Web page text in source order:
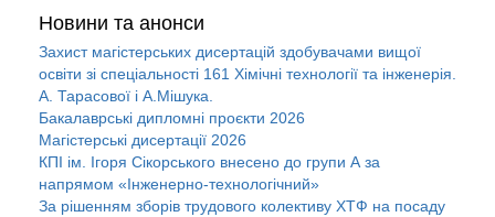
Новини та анонси
Захист магістерських дисертацій здобувачами вищої
освіти зі спеціальності 161 Хімічні технології та інженерія.
А. Тарасової і А.Мішука.
Бакалаврські дипломні проєкти 2026
Магістерські дисертації 2026
КПІ ім. Ігоря Сікорського внесено до групи А за
напрямом «Інженерно-технологічний»
За рішенням зборів трудового колективу ХТФ на посаду